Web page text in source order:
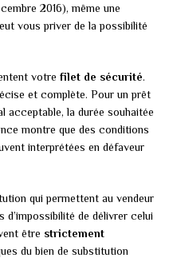
2016), même une
vous priver de la possibilité
votre filet de sécurité.
et complète. Pour un prêt
acceptable, la durée souhaitée
montre que des conditions
interprétées en défaveur
qui permettent au vendeur
de délivrer celui
être strictement
du bien de substitution